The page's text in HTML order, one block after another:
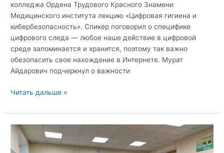
колледжа Ордена Трудового Красного Знамени
Медицинского института лекцию «Цифровая гигиена и
кибербезопасность». Спикер поговорил о специфике
цифрового следа — любое наше действие в цифровой
среде запоминается и хранится, поэтому так важно
обезопасить свое нахождение в Интернете. Мурат
Айдарович подчеркнул о важности
Лекция
гигиена
и
кибербезопасность»
в
Читать дальше »